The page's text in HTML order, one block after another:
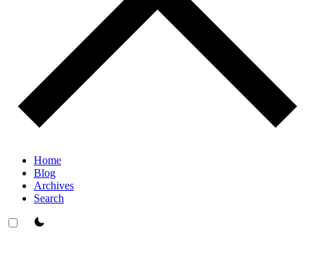
Home
Blog
Archives
Search
theme switcher